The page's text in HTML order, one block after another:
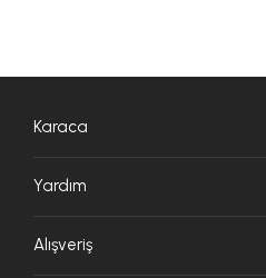
Karaca
Yardım
Alışveriş